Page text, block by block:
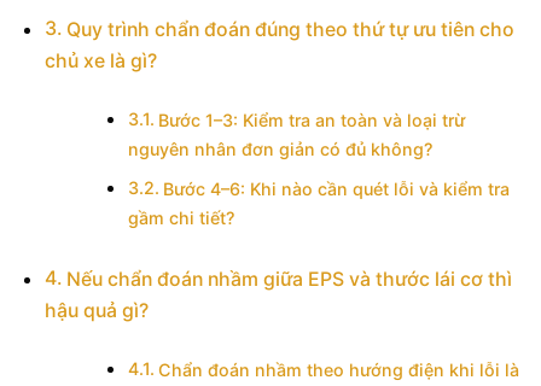
Quy trình chẩn đoán đúng theo thứ tự ưu tiên cho
chủ xe là gì?
Bước 1–3: Kiểm tra an toàn và loại trừ
nguyên nhân đơn giản có đủ không?
Bước 4–6: Khi nào cần quét lỗi và kiểm tra
gầm chi tiết?
Nếu chẩn đoán nhầm giữa EPS và thước lái cơ thì
hậu quả gì?
Chẩn đoán nhầm theo hướng điện khi lỗi là